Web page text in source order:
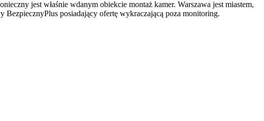
jest właśnie wdanym obiekcie montaż kamer. Warszawa jest miastem,
posiadający ofertę wykraczającą poza monitoring.